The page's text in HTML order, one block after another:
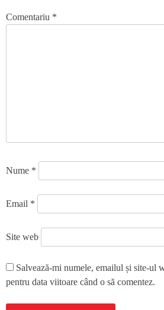
Comentariu *
Nume *
Email *
Site web
Salvează-mi numele, emailul și site-ul
pentru data viitoare când o să comentez.